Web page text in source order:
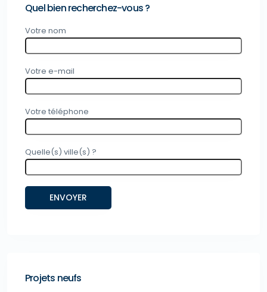
Quel bien recherchez-vous ?
Votre nom
Votre e-mail
Votre téléphone
Quelle(s) ville(s) ?
Projets neufs